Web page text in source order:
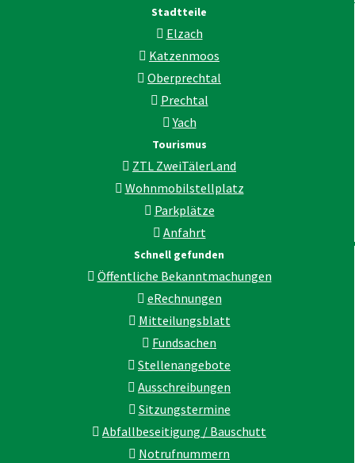
Stadtteile
Elzach
Katzenmoos
Oberprechtal
Prechtal
Yach
Tourismus
ZTL ZweiTälerLand
Wohnmobilstellplatz
Parkplätze
Anfahrt
Schnell gefunden
Öffentliche Bekanntmachungen
eRechnungen
Mitteilungsblatt
Fundsachen
Stellenangebote
Ausschreibungen
Sitzungstermine
Abfallbeseitigung / Bauschutt
Notrufnummern